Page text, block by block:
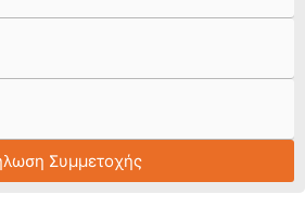
Δήλωση Συμμετοχής